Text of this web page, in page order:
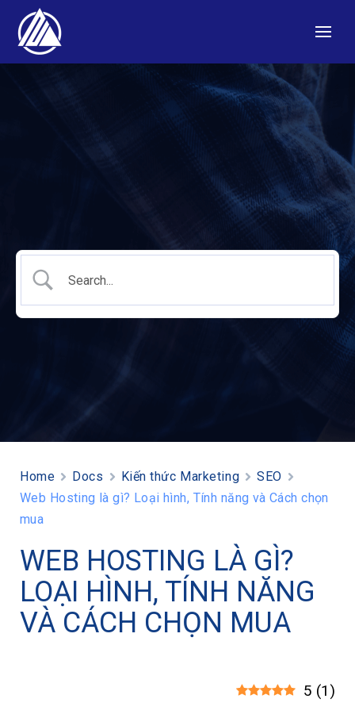
Home Docs Kiến thức Marketing
SEO
Web Hosting là gì? Loại hình, Tính năng và Cách chọn
mua
WEB HOSTING LÀ GÌ?
LOẠI HÌNH, TÍNH NĂNG
VÀ CÁCH CHỌN MUA
5 (1 )